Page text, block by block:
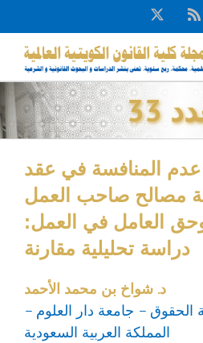
Rss
X
33
المنافسة في عقد
مصالح صاحب العمل
العامل في العمل:
دراسة تحليلية مقارنة
د. شواخ بن محمد الأحمد
الحقوق – جامعة دار العلوم –
المملكة العربية السعودية